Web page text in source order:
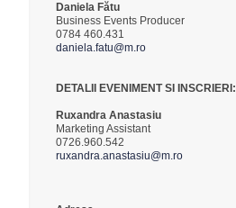
Daniela Fătu
Business Events Producer
0784 460.431
daniela.fatu@m.ro
DETALII EVENIMENT SI INSCRIERI:
Ruxandra Anastasiu
Marketing Assistant
0726.960.542
ruxandra.anastasiu@m.ro